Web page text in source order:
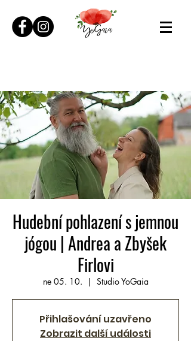
Hudební pohlazení s jemnou
jógou | Andrea a Zbyšek
Firlovi
ne 05. 10.
  |
Studio YoGaia
Přihlašování uzavřeno
Zobrazit další události